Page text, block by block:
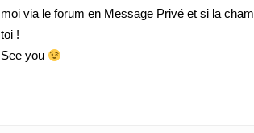
moi via le forum en Message Privé et si la
toi !
See you